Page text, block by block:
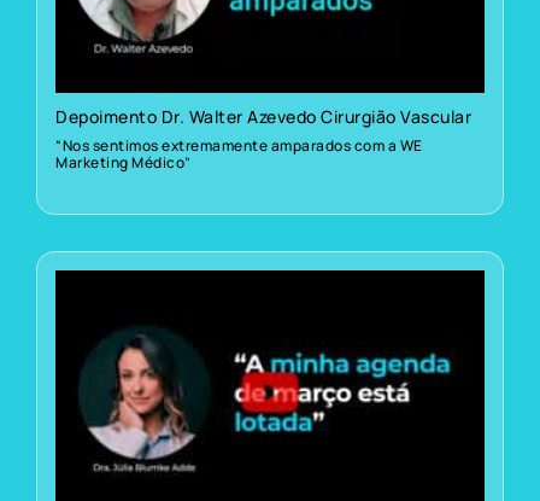
Depoimento Dr. Walter Azevedo Cirurgião Vascular
“Nos sentimos extremamente amparados com a WE
Marketing Médico”